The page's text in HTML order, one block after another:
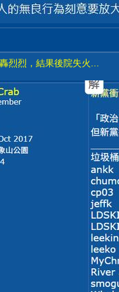
烈烈，結果後院失火...